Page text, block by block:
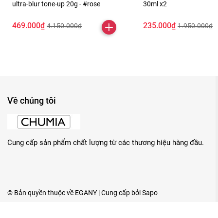
ultra-blur tone-up 20g - #rose
469.000₫ 4.150.000₫
30ml x2
235.000₫ 1.950.000₫
Về chúng tôi
Cung cấp sản phẩm chất lượng từ các thương hiệu hàng đầu.
© Bản quyền thuộc về EGANY | Cung cấp bởiSapo